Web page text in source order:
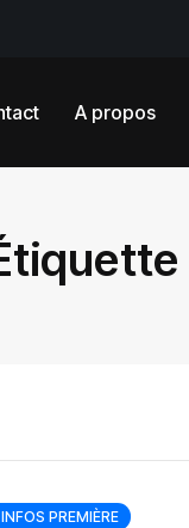
A propos
INFOS PREMIÈRE